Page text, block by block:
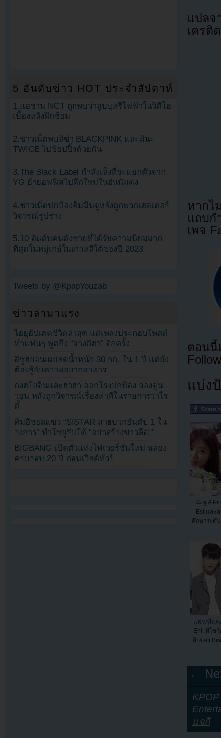
แปล
เครดิ
หากไ
แถบก
เพจ
ตอนนี้
แบ่ง
นัมจู A
Est และ
ศึกษาระดั
แฟนๆไม่พ
Ent. ที่โช
ฝึกของ
←
แจกิ
5 อันดับข่าว HOT ประจำสัปดาห์
1.แฮชาน NCT ถูกพบว่าสูบบุหรี่ไฟฟ้าในวิดีโอ
เบื้องหลังฝึกซ้อม
2.ชาวเน็ตพบลิซ่า BLACKPINK และมินะ
TWICE ไปช้อปปิ้งด้วยกัน
3.The Black Label กำลังเล็งที่จะแยกตัวจาก
YG ย้ายอฟฟิศไปตึกใหม่ในฮันนัมดง
4.ชาวเน็ตปกป้องคิมมินจูหลังถูกพวกเฮดเตอร์
วิจารณ์รูปร่าง
5.10 อันดับคนดังชายที่ได้รับความนิยมมาก
ที่สุดในหมู่เกย์ในเกาหลีใต้ของปี 2023
Tweets by @KpopYouzab
ข่าวล่ามาแรง
ไอยูอัปเดตชีวิตล่าสุด แต่เพลงประกอบโพสต์
ทำแฟนๆ พูดถึง “จางกีฮา” อีกครั้ง
อีซูฮยอนเผยลดน้ำหนัก 30 กก. ใน 1 ปี แต่ยัง
ต้องสู้กับความอยากอาหาร
กงฮโยจินและฮาฮ่า ออกโรงปกป้อง จองจุน
วอน หลังถูกวิจารณ์เรื่องท่าทีในรายการวาไร
ตี้
คิมฮีชอลแซว “SISTAR สายบวกอันดับ 1 ใน
วงการ” ทำโซยูรีบโต้ “อย่าสร้างข่าวลือ!”
BIGBANG เปิดตัวแท่งไฟเวอร์ชั่นใหม่ ฉลอง
ครบรอบ 20 ปี ก่อนเวิลด์ทัวร์